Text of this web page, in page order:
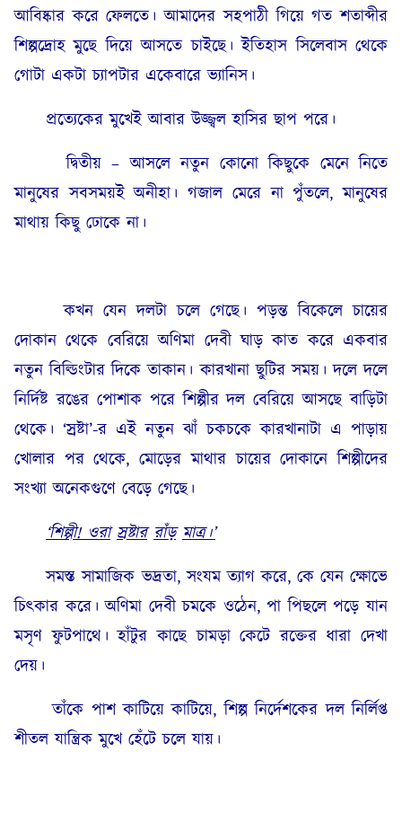
আবিষ্কার করে ফেলতে। আমাদের সহপাঠী গিয়ে গত শতাব্দীর
শিল্পদ্রোহ মুছে দিয়ে আসতে চাইছে। ইতিহাস সিলেবাস থেকে
গোটা একটা চ্যাপটার একেবারে ভ্যানিস।
প্রত্যেকের মুখেই আবার উজ্জ্বল হাসির ছাপ পরে।
দ্বিতীয় – আসলে নতুন কোনো কিছুকে মেনে নিতে
মানুষের সবসময়ই অনীহা। গজাল মেরে না পুঁতলে, মানুষের
মাথায় কিছু ঢোকে না।
কখন যেন দলটা চলে গেছে। পড়ন্ত বিকেলে চায়ের
দোকান থেকে বেরিয়ে অণিমা দেবী ঘাড় কাত করে একবার
নতুন বিল্ডিংটার দিকে তাকান। কারখানা ছুটির সময়। দলে দলে
নির্দিষ্ট রঙের পোশাক পরে শিল্পীর দল বেরিয়ে আসছে বাড়িটা
থেকে। ‘স্রষ্টা’-র এই নতুন ঝাঁ চকচকে কারখানাটা এ পাড়ায়
খোলার পর থেকে, মোড়ের মাথার চায়ের দোকানে শিল্পীদের
সংখ্যা অনেকগুণে বেড়ে গেছে।
‘শিল্পী!ওরা স্রষ্টার রাঁড় মাত্র।’
সমস্ত সামাজিক ভদ্রতা, সংযম ত্যাগ করে, কে যেন ক্ষোভে
চিৎকার করে। অণিমা দেবী চমকে ওঠেন, পা পিছলে পড়ে যান
মসৃণ ফুটপাথে। হাঁটুর কাছে চামড়া কেটে রক্তের ধারা দেখা
দেয়।
তাঁকে পাশ কাটিয়ে কাটিয়ে, শিল্প নির্দেশকের দল নির্লিপ্ত
শীতল যান্ত্রিক মুখে হেঁটে চলে যায়।